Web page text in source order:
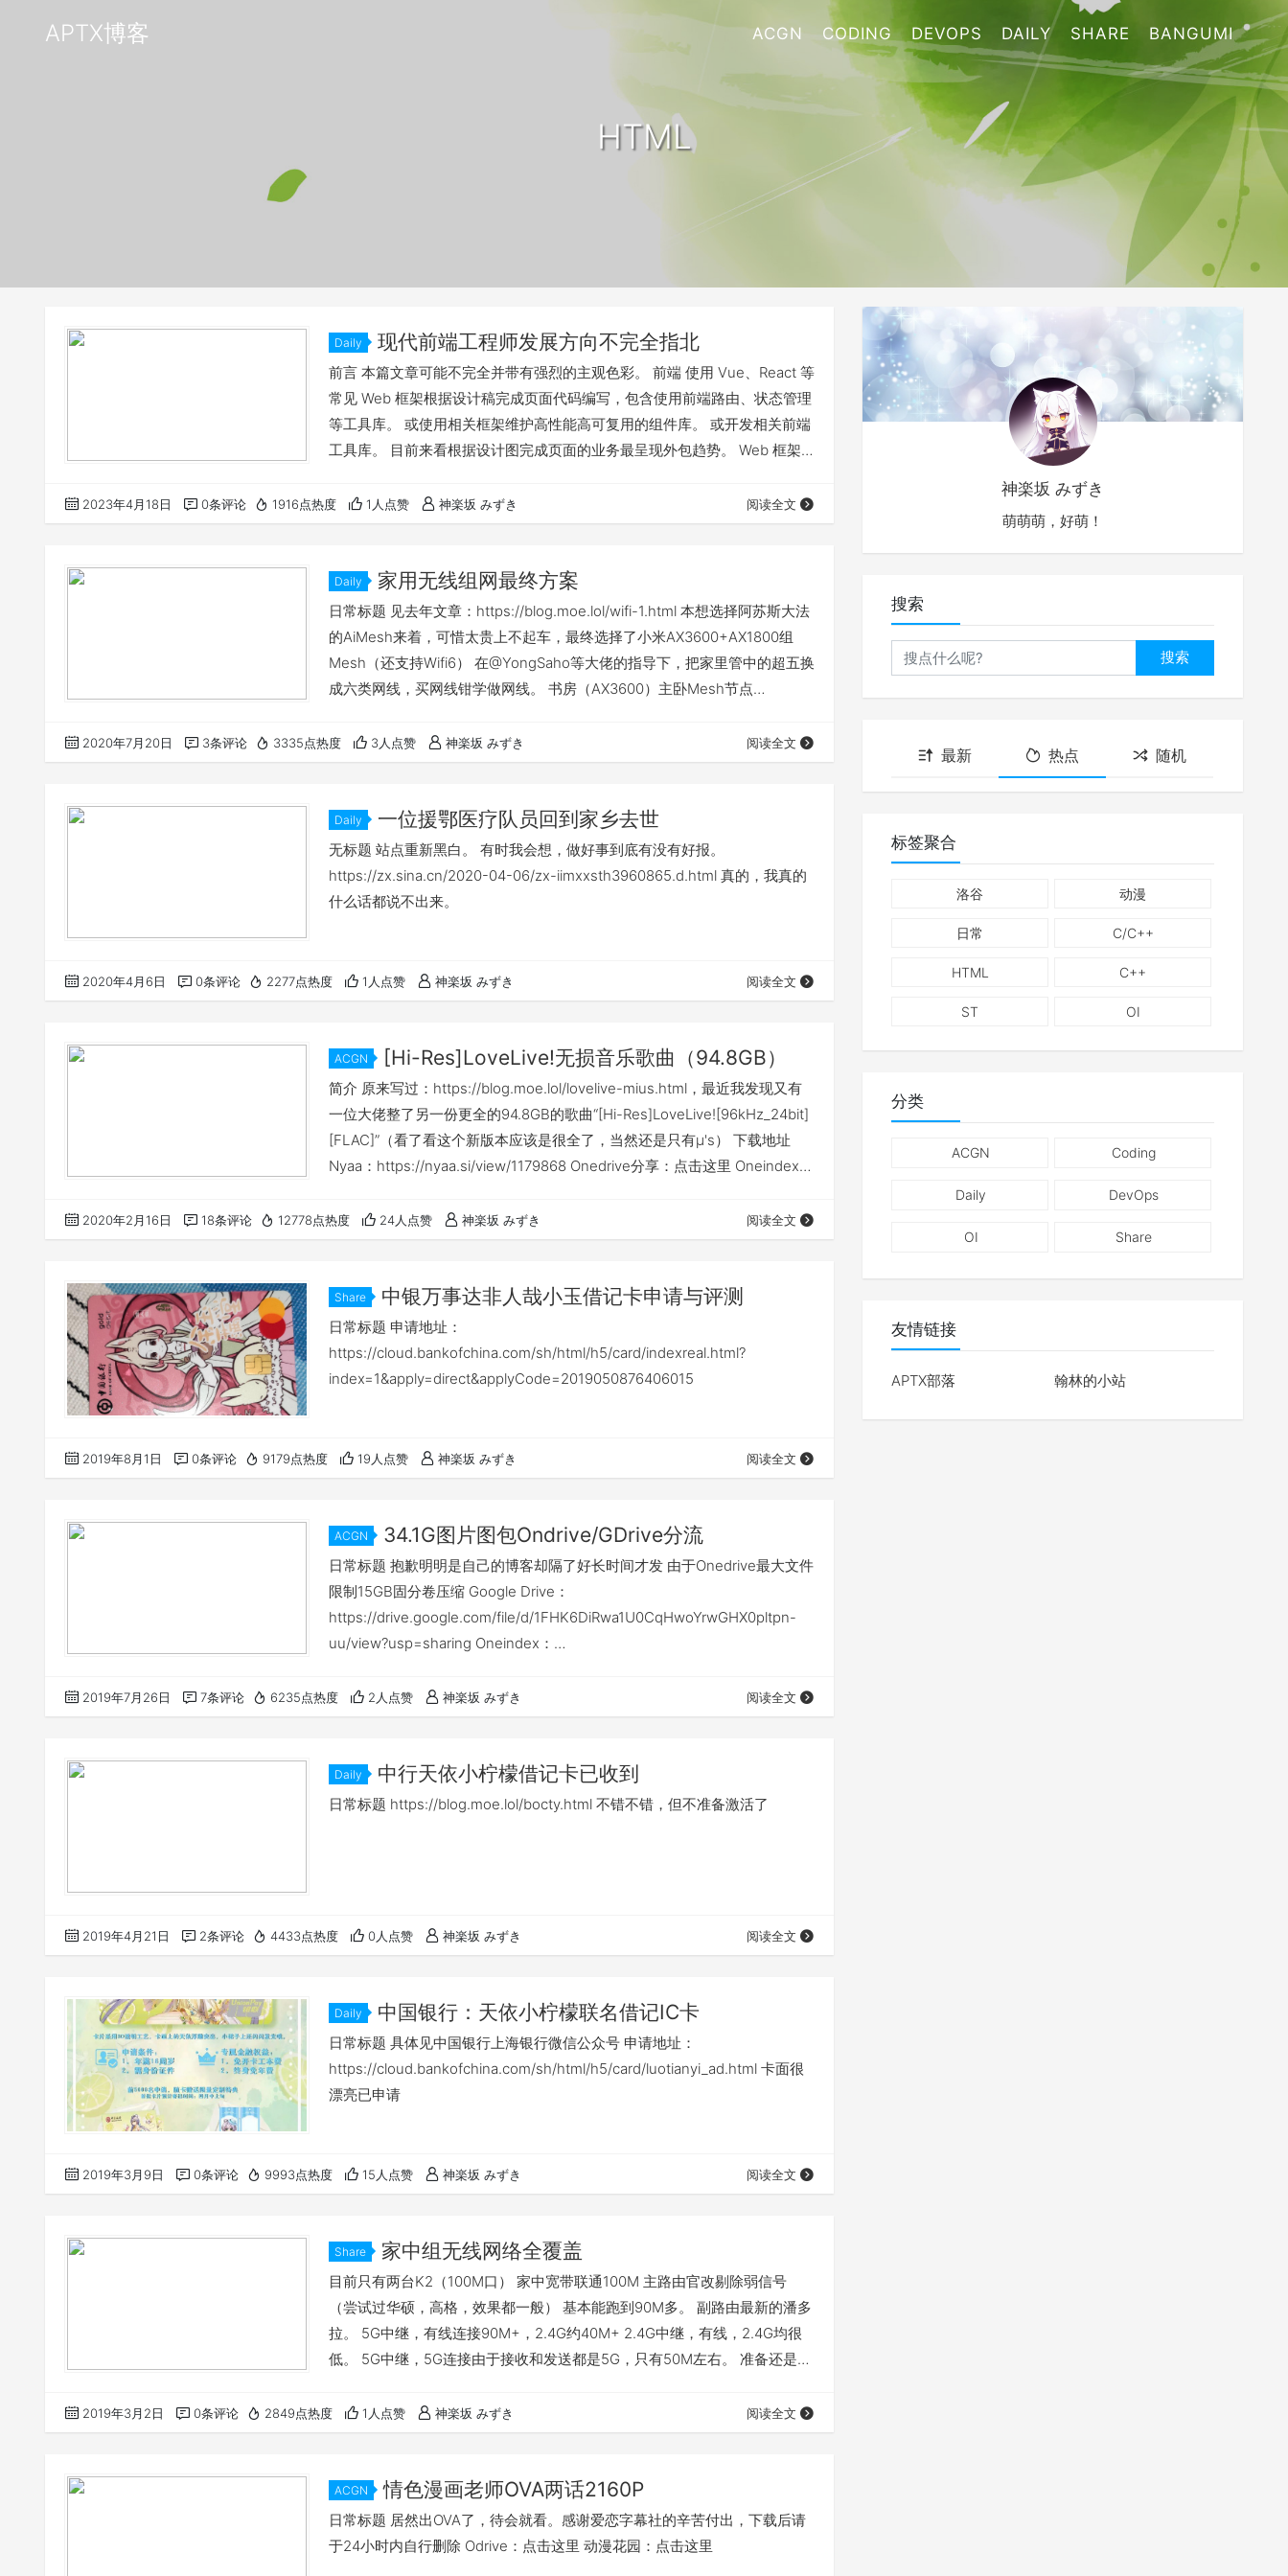
APTX博客 ACGN CODING DEVOPS DAILY SHARE BANGUMI
HTML
Daily 现代前端工程师发展方向不完全指北
前言 本篇文章可能不完全并带有强烈的主观色彩。 前端 使用 Vue、React 等
常见 Web 框架根据设计稿完成页面代码编写，包含使用前端路由、状态管理
等工具库。 或使用相关框架维护高性能高可复用的组件库。 或开发相关前端
工具库。 目前来看根据设计图完成页面的业务最呈现外包趋势。 Web 框架
用 Node.js，包括使用 Koa、Express 等后端框架，以及使用 Nest.js、
Egg.js 等进一步封装的 MVC 后端…
2023年4月18日 0条评论 1916点热度 1人点赞 神楽坂 みずき 阅读全文
Daily 家用无线组网最终方案
日常标题 见去年文章：https://blog.moe.lol/wifi-1.html 本想选择阿苏斯大法
的AiMesh来着，可惜太贵上不起车，最终选择了小米AX3600+AX1800组
Mesh（还支持Wifi6） 在@YongSaho等大佬的指导下，把家里管中的超五换
成六类网线，买网线钳学做网线。 书房（AX3600）主卧Mesh节点
2020年7月20日 3条评论 3335点热度 3人点赞 神楽坂 みずき 阅读全文
Daily 一位援鄂医疗队员回到家乡去世
无标题 站点重新黑白。 有时我会想，做好事到底有没有好报。
https://zx.sina.cn/2020-04-06/zx-iimxxsth3960865.d.html 真的，我真的
什么话都说不出来。
2020年4月6日 0条评论 2277点热度 1人点赞 神楽坂 みずき 阅读全文
ACGN [Hi-Res]LoveLive!无损音乐歌曲（94.8GB）
简介 原来写过：https://blog.moe.lol/lovelive-mius.html，最近我发现又有
一位大佬整了另一份更全的94.8GB的歌曲“[Hi-Res]LoveLive![96kHz_24bit]
[FLAC]”（看了看这个新版本应该是很全了，当然还是只有μ's） 下载地址
Nyaa：https://nyaa.si/view/1179868 Onedrive分享：点击这里 Oneindex：
2020年2月16日 18条评论 12778点热度 24人点赞 神楽坂 みずき 阅读全文
Share 中银万事达非人哉小玉借记卡申请与评测
日常标题 申请地址：
https://cloud.bankofchina.com/sh/html/h5/card/indexreal.html?
index=1&apply=direct&applyCode=2019050876406015
2019年8月1日 0条评论 9179点热度 19人点赞 神楽坂 みずき 阅读全文
ACGN 34.1G图片图包Ondrive/GDrive分流
日常标题 抱歉明明是自己的博客却隔了好长时间才发 由于Onedrive最大文件
限制15GB固分卷压缩 Google Drive：
https://drive.google.com/file/d/1FHK6DiRwa1U0CqHwoYrwGHX0pltpn-
uu/view?usp=sharing Oneindex：
https://cokemine-my.sharepoint.com/:f:/g/perso…
2019年7月26日 7条评论 6235点热度 2人点赞 神楽坂 みずき 阅读全文
Daily 中行天依小柠檬借记卡已收到
日常标题 https://blog.moe.lol/bocty.html 不错不错，但不准备激活了
2019年4月21日 2条评论 4433点热度 0人点赞 神楽坂 みずき 阅读全文
Daily 中国银行：天依小柠檬联名借记IC卡
日常标题 具体见中国银行上海银行微信公众号 申请地址：
https://cloud.bankofchina.com/sh/html/h5/card/luotianyi_ad.html 卡面很
漂亮已申请
2019年3月9日 0条评论 9993点热度 15人点赞 神楽坂 みずき 阅读全文
Share 家中组无线网络全覆盖
目前只有两台K2（100M口） 家中宽带联通100M 主路由官改剔除弱信号
（尝试过华硕，高格，效果都一般） 基本能跑到90M多。 副路由最新的潘多
拉。 5G中继，有线连接90M+，2.4G约40M+ 2.4G中继，有线，2.4G均很
低。 5G中继，5G连接由于接收和发送都是5G，只有50M左右。 准备还是上
2019年3月2日 0条评论 2849点热度 1人点赞 神楽坂 みずき 阅读全文
ACGN 情色漫画老师OVA两话2160P
日常标题 居然出OVA了，待会就看。感谢爱恋字幕社的辛苦付出，下载后请
于24小时内自行删除 Odrive：点击这里 动漫花园：点击这里
神楽坂 みずき
萌萌萌，好萌！
搜索
搜索
最新 热点 随机
标签聚合
洛谷 动漫
日常 C/C++
HTML C++
ST OI
分类
ACGN Coding
Daily DevOps
OI Share
友情链接
APTX部落 翰林的小站